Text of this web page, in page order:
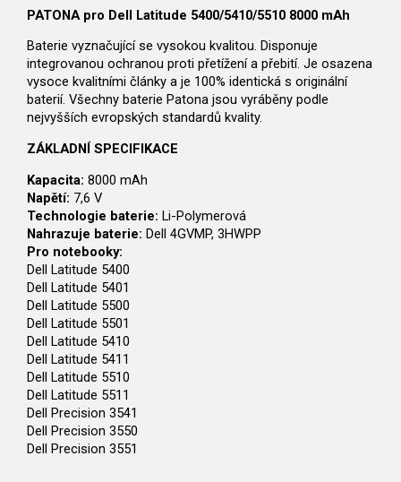
PATONA pro Dell Latitude 5400/5410/5510 8000 mAh
Baterie vyznačující se vysokou kvalitou. Disponuje
integrovanou ochranou proti přetížení a přebití. Je osazena
vysoce kvalitními články a je 100% identická s originální
baterií. Všechny baterie Patona jsou vyráběny podle
nejvyšších evropských standardů kvality.
ZÁKLADNÍ SPECIFIKACE
Kapacita: 8000 mAh
Napětí: 7,6 V
Technologie baterie: Li-Polymerová
Nahrazuje baterie: Dell 4GVMP, 3HWPP
Pro notebooky:
Dell Latitude 5400
Dell Latitude 5401
Dell Latitude 5500
Dell Latitude 5501
Dell Latitude 5410
Dell Latitude 5411
Dell Latitude 5510
Dell Latitude 5511
Dell Precision 3541
Dell Precision 3550
Dell Precision 3551